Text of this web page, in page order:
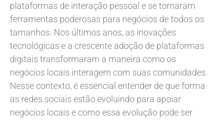
plataformas de interação pessoal e se tornaram
ferramentas poderosas para negócios de todos os
tamanhos. Nos últimos anos, as inovações
tecnológicas e a crescente adoção de plataformas
digitais transformaram a maneira como os
negócios locais interagem com suas comunidades.
Nesse contexto, é essencial entender de que forma
as redes sociais estão evoluindo para apoiar
negócios locais e como essa evolução pode ser